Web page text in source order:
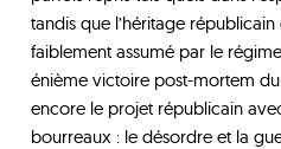
tandis que l’héritage
faiblement assumé par le
énième victoire post-mortem
encore le projet républicain
bourreaux : le désordre et la